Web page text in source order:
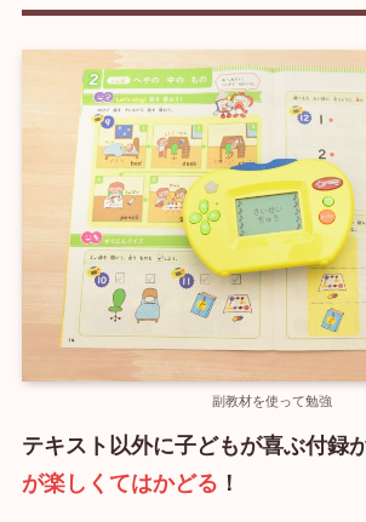
副教材を使って勉強
テキスト以外に子どもが喜ぶ付録
が楽しくてはかどる ！